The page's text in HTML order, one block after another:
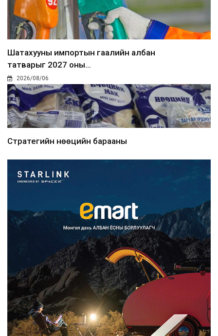
Шатахууны импортын гаалийн албан
татварыг 2027 оны...
2026/08/06
Стратегийн нөөцийн барааны
Монгол Улс COP17 бага хуралд 6.5
тэрбум ам.доллары...
2026/08/06
“Улаанбаатар трам” төсөл
хэрэгжсэнээр жилд 446...